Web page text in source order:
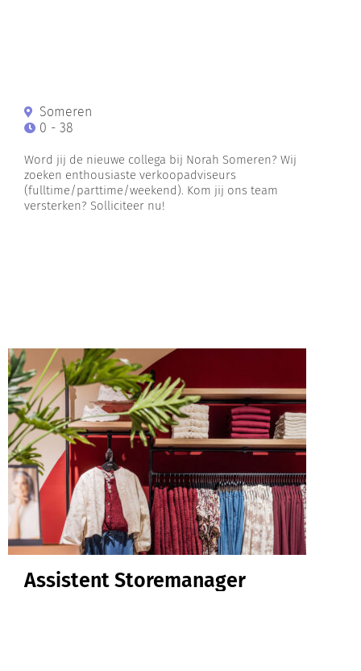
Someren
0 - 38
Word jij de nieuwe collega bij Norah Someren? Wij
zoeken enthousiaste verkoopadviseurs
(fulltime/parttime/weekend). Kom jij ons team
versterken? Solliciteer nu!
Assistent Storemanager